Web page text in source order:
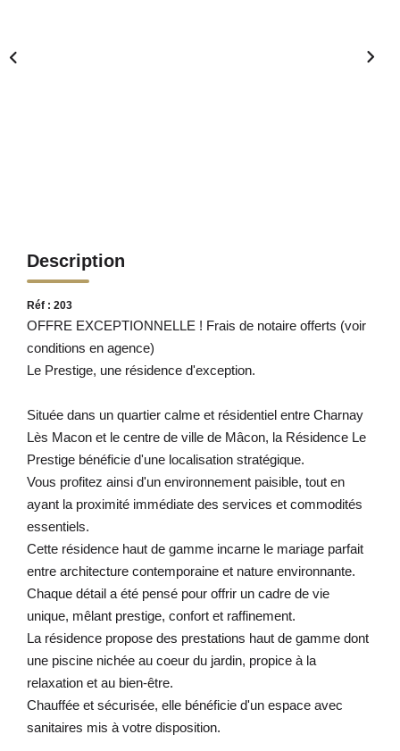
Description
Réf : 203
OFFRE EXCEPTIONNELLE ! Frais de notaire offerts (voir
conditions en agence)
Le Prestige, une résidence d'exception.
Située dans un quartier calme et résidentiel entre Charnay
Lès Macon et le centre de ville de Mâcon, la Résidence Le
Prestige bénéficie d'une localisation stratégique.
Vous profitez ainsi d'un environnement paisible, tout en
ayant la proximité immédiate des services et commodités
essentiels.
Cette résidence haut de gamme incarne le mariage parfait
entre architecture contemporaine et nature environnante.
Chaque détail a été pensé pour offrir un cadre de vie
unique, mêlant prestige, confort et raffinement.
La résidence propose des prestations haut de gamme dont
une piscine nichée au coeur du jardin, propice à la
relaxation et au bien-être.
Chauffée et sécurisée, elle bénéficie d'un espace avec
sanitaires mis à votre disposition.